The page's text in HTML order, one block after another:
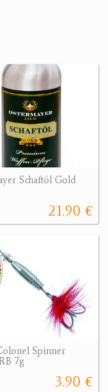
Schaftöl Gold
21.90 €
Spinner
7g
3.90 €